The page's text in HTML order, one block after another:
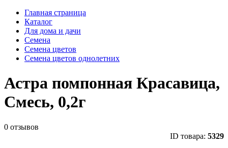
Главная страница
Каталог
Для дома и дачи
Семена
Семена цветов
Семена цветов однолетних
Астра помпонная Красавица,
Смесь, 0,2г
0 отзывов
ID товара: 5329